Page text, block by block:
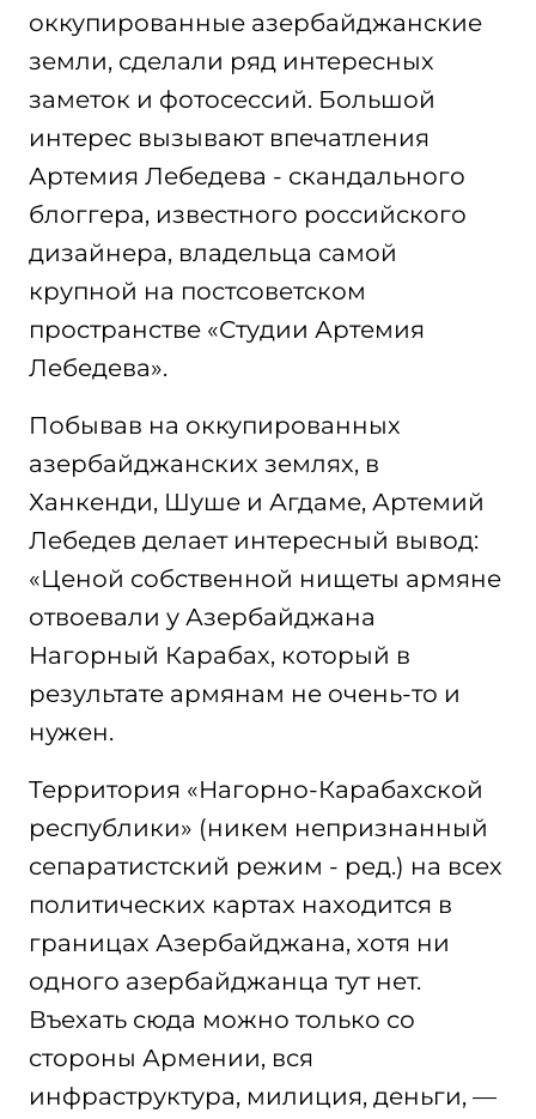
оккупированные азербайджанские
земли, сделали ряд интересных
заметок и фотосессий. Большой
интерес вызывают впечатления
Артемия Лебедева - скандального
блоггера, известного российского
дизайнера, владельца самой
крупной на постсоветском
пространстве «Студии Артемия
Лебедева».
Побывав на оккупированных
азербайджанских землях, в
Ханкенди, Шуше и Агдаме, Артемий
Лебедев делает интересный вывод:
«Ценой собственной нищеты армяне
отвоевали у Азербайджана
Нагорный Карабах, который в
результате армянам не очень-то и
нужен.
Территория «Нагорно-Карабахской
республики» (никем непризнанный
сепаратистский режим - ред.) на всех
политических картах находится в
границах Азербайджана, хотя ни
одного азербайджанца тут нет.
Въехать сюда можно только со
стороны Армении, вся
инфраструктура, милиция, деньги, —